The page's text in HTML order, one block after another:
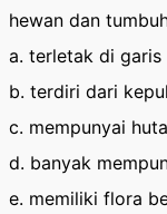
hewan dan
a. terletak di
b. terdiri dari
c. mempunyai
d. banyak
e. memiliki flora